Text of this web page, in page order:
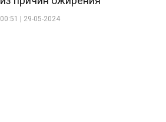
00:51 | 29-05-2024